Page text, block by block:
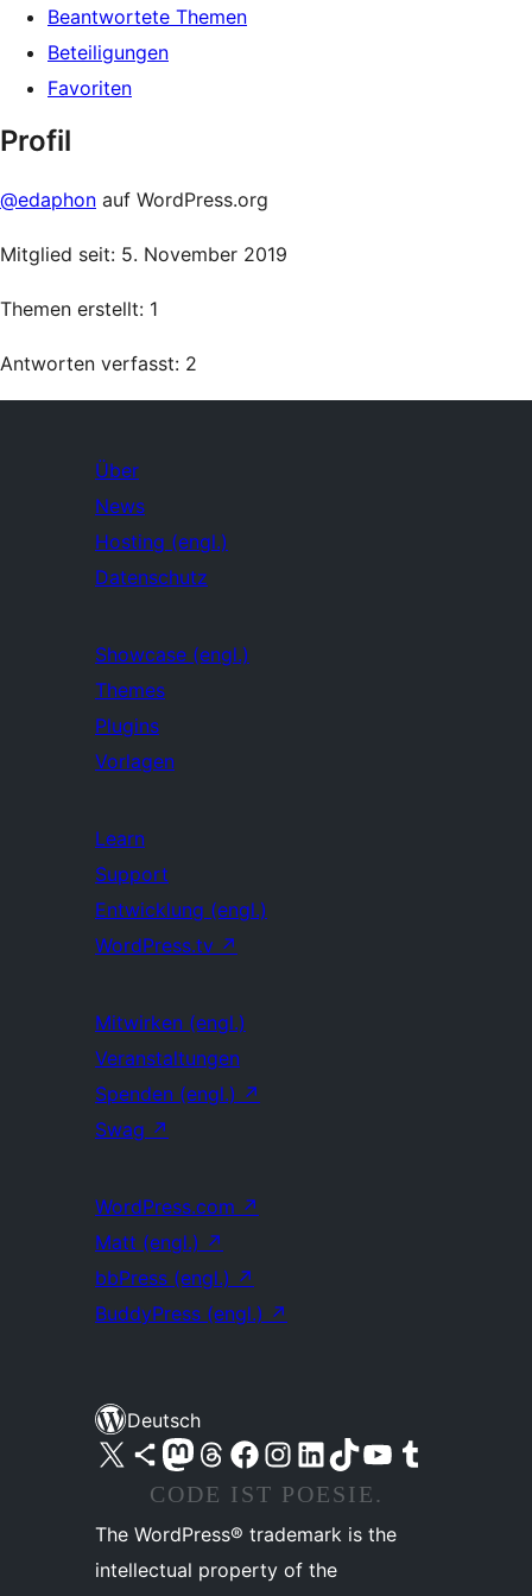
Beantwortete Themen
Beteiligungen
Favoriten
Profil
@edaphon auf WordPress.org
Mitglied seit: 5. November 2019
Themen erstellt: 1
Antworten verfasst: 2
Über
News
Hosting (engl.)
Datenschutz
Showcase (engl.)
Themes
Plugins
Vorlagen
Learn
Support
Entwicklung (engl.)
WordPress.tv ↗
Mitwirken (engl.)
Veranstaltungen
Spenden (engl.) ↗
Swag ↗
WordPress.com ↗
Matt (engl.) ↗
bbPress (engl.) ↗
BuddyPress (engl.) ↗
Deutsch
Unser X-Konto (früher Twitter) besuchen
Unser Bluesky-Konto besuchen
Unser Mastodon-Konto besuchen
Unser Threads-Konto besuchen
Unsere Facebook-Seite besuchen
Unser Instagram-Konto besuchen
Unser LinkedIn-Konto besuchen
Unser TikTok-Konto besuchen
Unseren YouTube-Kanal besuchen
Unser Tumblr-Konto besuchen
CODE IST POESIE.
The WordPress® trademark is the
intellectual property of the